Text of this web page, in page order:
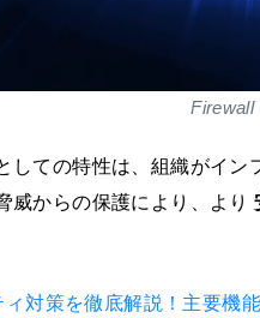
Firewall
しての特性は、組織がイ
威からの保護により、より
対策を徹底解説！主要機